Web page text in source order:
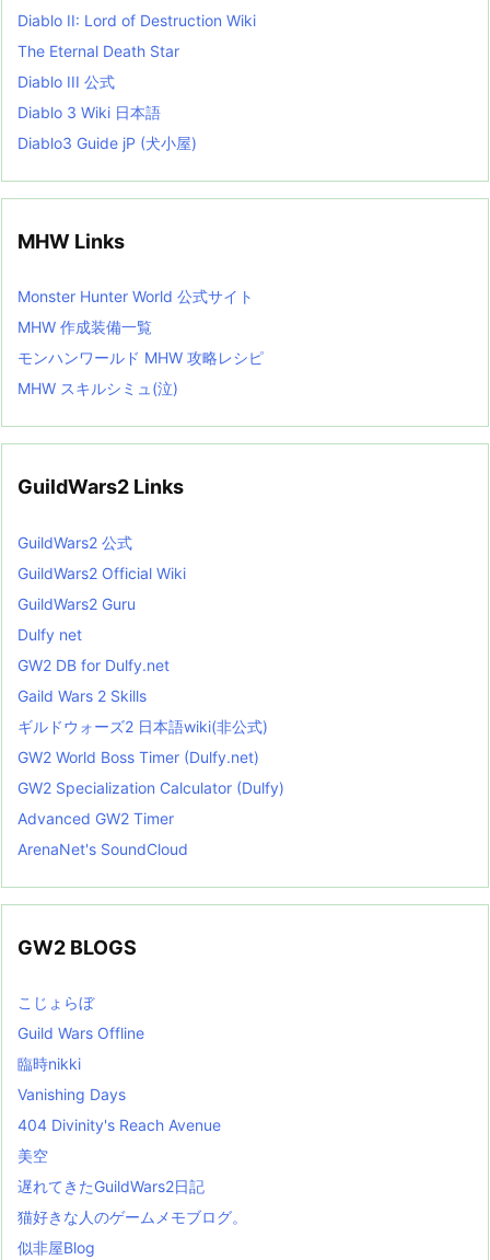
Diablo II: Lord of Destruction Wiki
The Eternal Death Star
Diablo III 公式
Diablo 3 Wiki 日本語
Diablo3 Guide jP (犬小屋)
MHW Links
Monster Hunter World 公式サイト
MHW 作成装備一覧
モンハンワールド MHW 攻略レシピ
MHW スキルシミュ(泣)
GuildWars2 Links
GuildWars2 公式
GuildWars2 Official Wiki
GuildWars2 Guru
Dulfy net
GW2 DB for Dulfy.net
Gaild Wars 2 Skills
ギルドウォーズ2 日本語wiki(非公式)
GW2 World Boss Timer (Dulfy.net)
GW2 Specialization Calculator (Dulfy)
Advanced GW2 Timer
ArenaNet's SoundCloud
GW2 BLOGS
こじょらぼ
Guild Wars Offline
臨時nikki
Vanishing Days
404 Divinity's Reach Avenue
美空
遅れてきたGuildWars2日記
猫好きな人のゲームメモブログ。
似非屋Blog